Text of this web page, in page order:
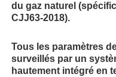
Aperçu
Produits
du gaz naturel
CJJ63-2018).
Tous les paramètres
surveillés par un
hautement intégré en